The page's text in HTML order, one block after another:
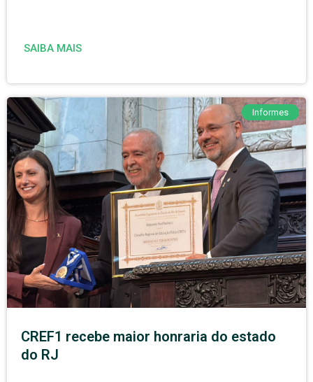
SAIBA MAIS
Informes
CREF1 recebe maior honraria do estado
do RJ